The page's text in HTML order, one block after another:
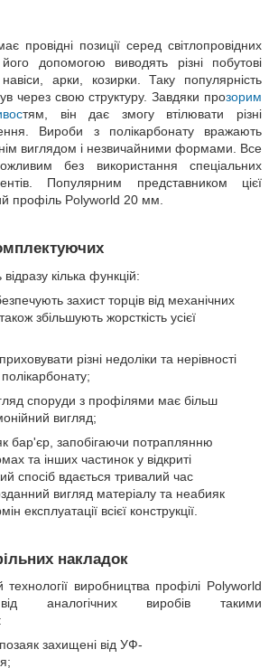
провідні позиції серед світлопровідних
допомогою виводять різні побутові
арки, козирки. Таку популярність
через свою структуру. Завдяки прозорим
тям, він дає змогу втілювати різні
Вироби з полікарбонату вражають
виглядом і незвичайними формами. Все
без використання спеціальних
Популярним представником цієї
профіль Polyworld 20 мм.
кілька функцій:
захист торців від механічних
збільшують жорсткість усієї
різні недоліки та нерівності
споруди з профілями має більш
вигляд;
бар'єр, запобігаючи потраплянню
та інших частинок у відкриті
спосіб вдається тривалий час
вигляд матеріалу та неабияк
експлуатації всієї конструкції.
накладок
технології виробництва профілі Polyworld
від аналогічних виробів такими
захищені від УФ-